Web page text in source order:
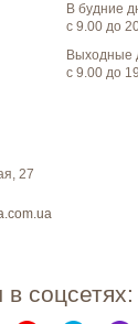
В будние
с 9.00 до
Выходные
с 9.00 до
27
соцсетях: